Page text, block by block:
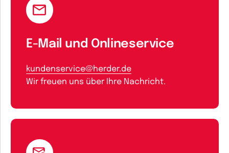
E-Mail und Onlineservice
kundenservice@herder.de
Wir freuen uns über Ihre Nachricht.